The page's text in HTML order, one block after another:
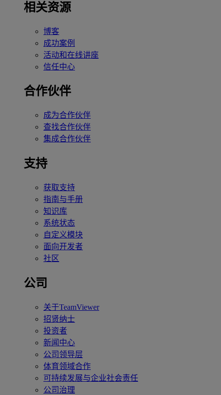
相关资源
博客
成功案例
活动和在线讲座
信任中心
合作伙伴
成为合作伙伴
查找合作伙伴
集成合作伙伴
支持
获取支持
指南与手册
知识库
系统状态
自定义模块
面向开发者
社区
公司
关于TeamViewer
招贤纳士
投资者
新闻中心
公司领导层
体育领域合作
可持续发展与企业社会责任
公司治理